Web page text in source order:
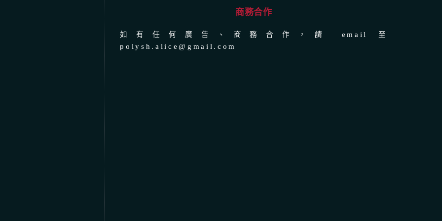
商務合作
如有任何廣告、商務合作，請 email 至
polysh.alice@gmail.com